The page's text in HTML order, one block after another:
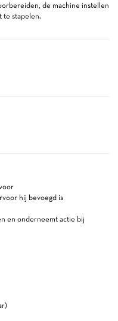
de machine instellen
te stapelen.
hij bevoegd is
en onderneemt actie bij